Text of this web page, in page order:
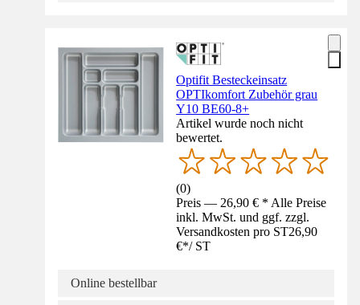
Optifit Besteckeinsatz
OPTIkomfort Zubehör grau
Y10 BE60-8+
Artikel wurde noch nicht
bewertet.
(0)
Preis — 26,90 € * Alle Preise
inkl. MwSt. und ggf. zzgl.
Versandkosten pro ST26,90
€*/ ST
Online bestellbar